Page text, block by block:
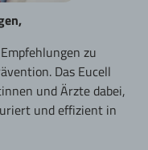
zu
Das Eucell
und Ärzte dabei,
und effizient in